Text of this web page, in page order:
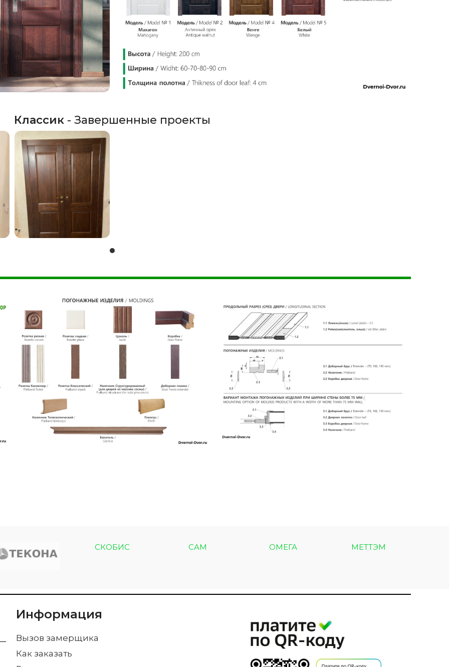
Классик - Завершенные проекты
СКОБИС САМ ОМЕГА МЕТТЭМ
Информация
Вызов замерщика
Как заказать